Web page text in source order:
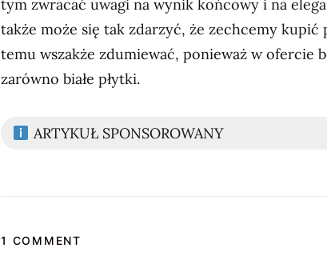
tym zwracać uwagi na wynik końcowy i na
także może się tak zdarzyć, że zechcemy kupić
temu wszakże zdumiewać, ponieważ w ofercie
zarówno białe płytki.
ARTYKUŁ SPONSOROWANY
1 COMMENT